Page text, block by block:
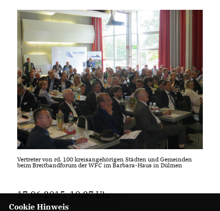
Vertreter von rd. 100 kreisangehörigen Städten und Gemeinden
beim Breitbandforum der WFC im Barbara-Haus in Dülmen
17.06.2015, 10:27 Uhr
Cookie Hinweis